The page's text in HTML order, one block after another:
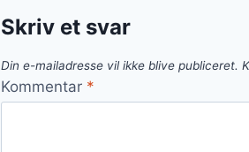
Skriv et svar
Din e-mailadresse vil ikke blive publiceret.
Kommentar *